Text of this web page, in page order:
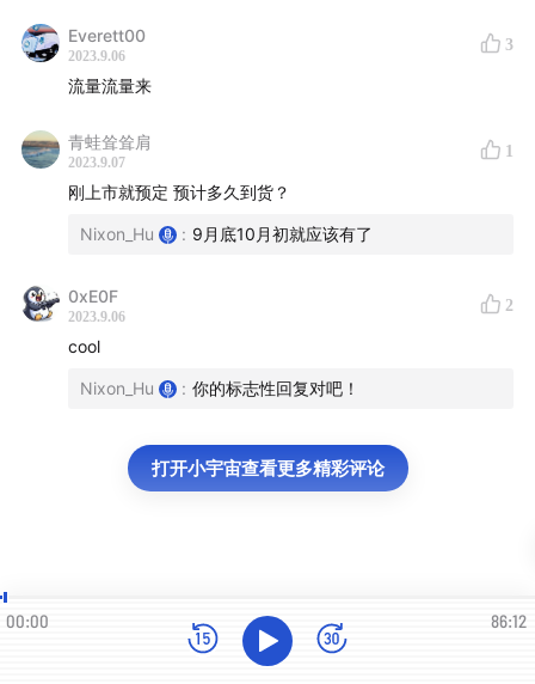
安卓处理器的同款不同频做法，只有近两年用过两次。
分普通版和领先版。但是这些个基本不是同intel的类似同年
度同代际不同产品线做法，而是次年度的次旗舰的定位。同
年度基本没有同架构的产品，不同产品线就是完全不同架构
Everett00
2023.9.06
3
流量流量来
青蛙耸耸肩
2023.9.07
1
刚上市就预定 预计多久到货？
Nixon_Hu : 9月底10月初就应该有了
0xE0F
2023.9.06
2
cool
Nixon_Hu : 你的标志性回复对吧！
打开小宇宙查看更多精彩评论
00:00 86:12